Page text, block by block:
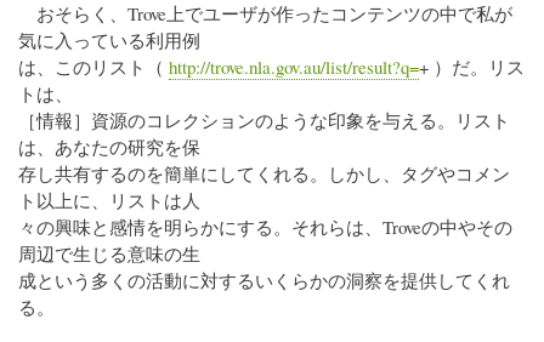
おそらく、Trove上でユーザが作ったコンテンツの中で私が
気に入っている利用例
は、このリスト（ http://trove.nla.gov.au/list/result?q=+ ）だ。リス
トは、
［情報］資源のコレクションのような印象を与える。リスト
は、あなたの研究を保
存し共有するのを簡単にしてくれる。しかし、タグやコメン
ト以上に、リストは人
々の興味と感情を明らかにする。それらは、Troveの中やその
周辺で生じる意味の生
成という多くの活動に対するいくらかの洞察を提供してくれ
る。